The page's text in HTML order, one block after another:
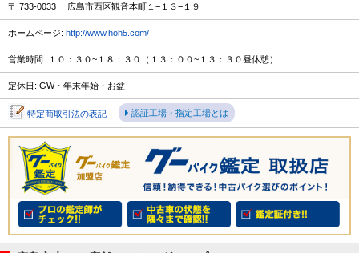
〒 733-0033 広島市西区観音本町１−１３−１９
ホームページ: http://www.hoh5.com/
営業時間: １０：３０~１８：３０（１３：００~１３：３０昼休憩）
定休日: GW・年末年始・お盆
特定商取引法の表記 認証工場・指定工場とは